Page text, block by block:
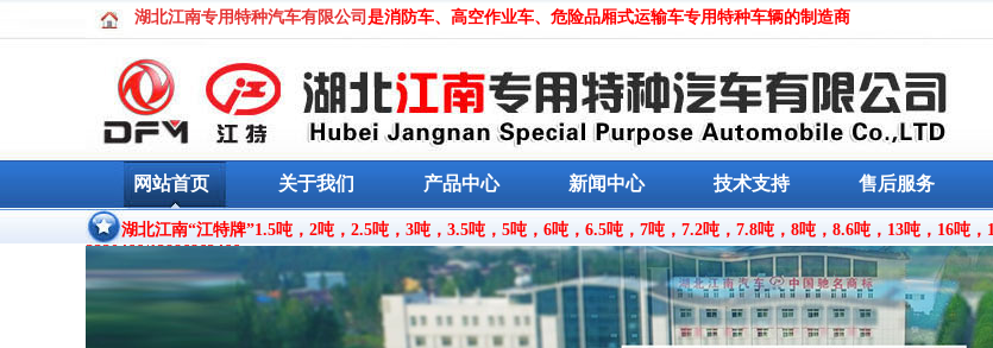
湖北江南专用特种汽车有限公司 是消防车、高空作业车、危险品厢式运输车专用特种车辆的制造商
网站首页 关于我们 产品中心 新闻中心 技术支持 售后服务
湖北江南“江特牌”1.5吨，2吨，2.5吨，3吨，3.5吨，5吨，6吨，6.5吨，7吨，7.2吨，7.8吨，8吨，8.6吨，13吨，16吨
3330466/13886862466。